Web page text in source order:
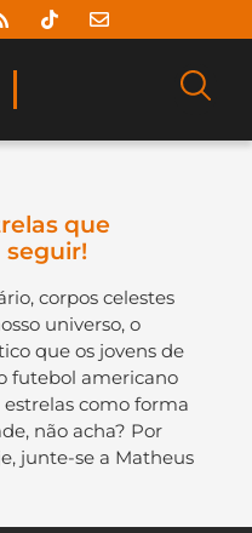
que
seguir!
corpos celestes
universo, o
que os jovens de
futebol americano
como forma
não acha? Por
junte-se a Matheus